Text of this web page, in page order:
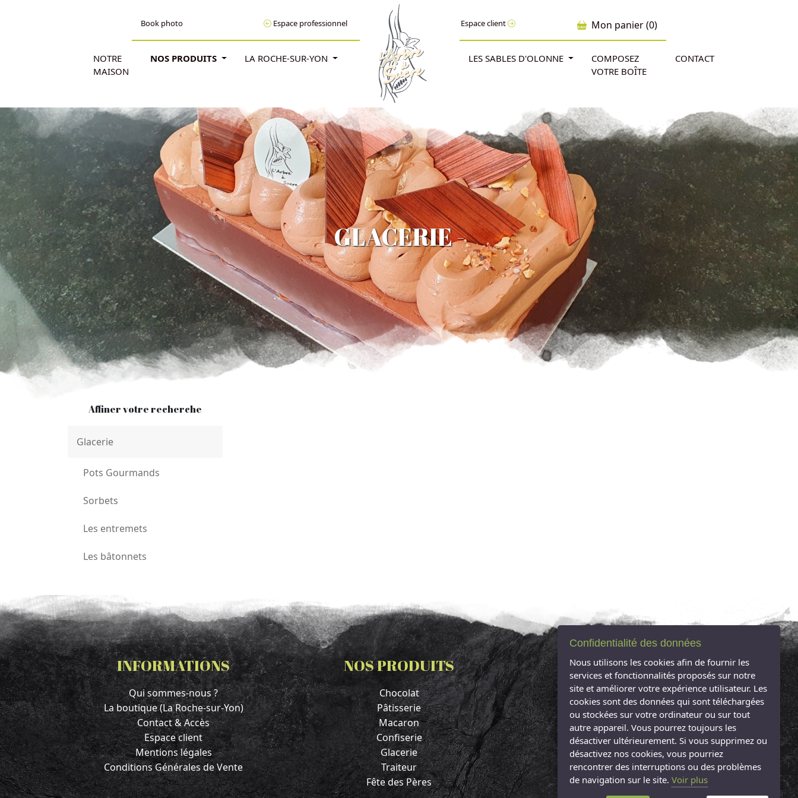
Book photo Espace professionnel Espace client Mon panier (0)
NOTRE
MAISON
NOS PRODUITS LA ROCHE-SUR-YON LES SABLES D'OLONNE
COMPOSEZ
VOTRE BOÎTE
CONTACT
GLACERIE -
Affiner votre recherche
Glacerie
Pots Gourmands
Sorbets
Les entremets
Les bâtonnets
INFORMATIONS
Qui sommes-nous ?
La boutique (La Roche-sur-Yon)
Contact & Accès
Espace client
Mentions légales
Conditions Générales de Vente
NOS PRODUITS
Chocolat
Pâtisserie
Macaron
Confiserie
Glacerie
Traiteur
Fête des Pères
NOUS CONTACTER
L'Arbre à Sucre
12 Rue Jean Jaurès
85000 La Roche-sur-Yon
Tél : 09 81 18 32 51
Confidentialité des données
Nous utilisons les cookies afin de fournir les
services et fonctionnalités proposés sur notre
site et améliorer votre expérience utilisateur. Les
cookies sont des données qui sont téléchargées
ou stockées sur votre ordinateur ou sur tout
autre appareil. Vous pourrez toujours les
désactiver ultérieurement. Si vous supprimez ou
désactivez nos cookies, vous pourriez
rencontrer des interruptions ou des problèmes
de navigation sur le site. Voir plus